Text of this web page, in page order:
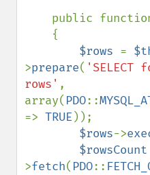
public
$rows =
>prepare( 'SELECT
rows' ,
array( PDO::
=> TRUE ));
$rows->
$rowsCount
>fetch( PDO::